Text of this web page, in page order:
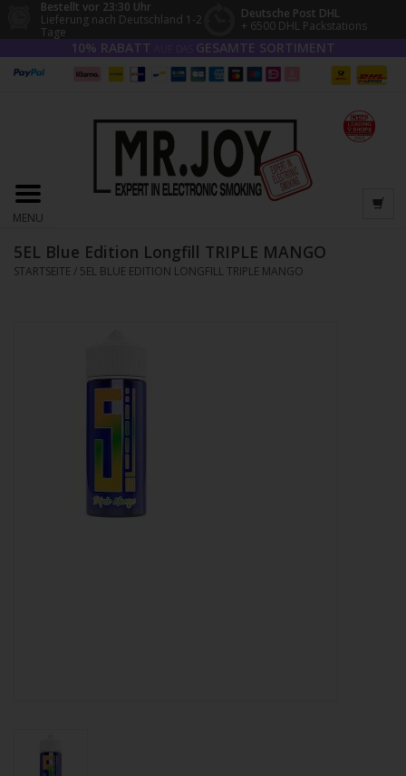
Bestellt vor 23:30 Uhr
Lieferung nach Deutschland 1-2
Tage
Deutsche Post DHL
+ 6500 DHL Packstations
10% RABATT GESAMTE SORTIMENT
MENU
5EL Blue Edition Longfill TRIPLE MANGO
STARTSEITE / 5EL BLUE EDITION LONGFILL TRIPLE MANGO